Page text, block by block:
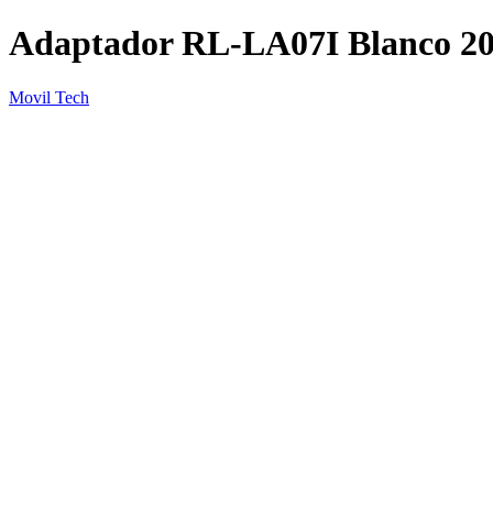
Adaptador RL-LA07I Blanco
Movil Tech